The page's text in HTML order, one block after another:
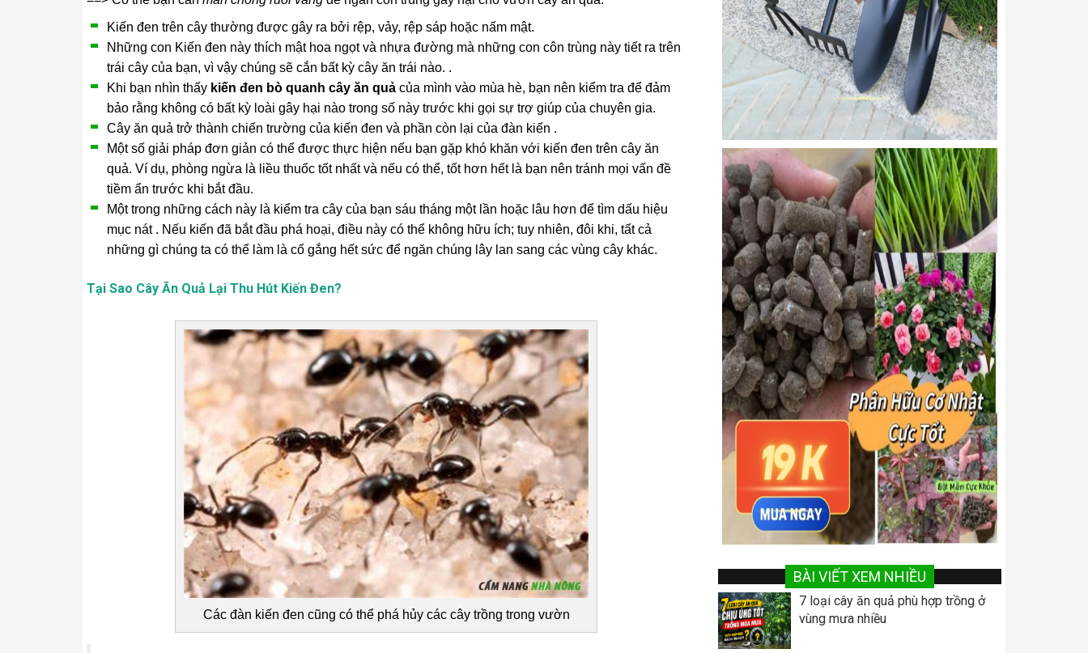
Kiến đen trên cây thường được gây ra bởi rệp, vảy, rệp sáp hoặc nấm mật.
Những con Kiến đen này thích mật hoa ngọt và nhựa đường mà những con côn trùng này tiết ra trên
trái cây của bạn, vì vậy chúng sẽ cắn bất kỳ cây ăn trái nào. .
Khi bạn nhìn thấy kiến ​​đen bò quanh cây ăn quả của mình vào mùa hè, bạn nên kiểm tra để đảm
bảo rằng không có bất kỳ loài gây hại nào trong số này trước khi gọi sự trợ giúp của chuyên gia.
Cây ăn quả trở thành chiến trường của kiến ​​đen và phần còn lại của đàn kiến .
Một số giải pháp đơn giản có thể được thực hiện nếu bạn gặp khó khăn với kiến ​​đen trên cây ăn
quả. Ví dụ, phòng ngừa là liều thuốc tốt nhất và nếu có thể, tốt hơn hết là bạn nên tránh mọi vấn đề
tiềm ẩn trước khi bắt đầu.
Một trong những cách này là kiểm tra cây của bạn sáu tháng một lần hoặc lâu hơn để tìm dấu hiệu
mục nát . Nếu kiến ​​đã bắt đầu phá hoại, điều này có thể không hữu ích; tuy nhiên, đôi khi, tất cả
những gì chúng ta có thể làm là cố gắng hết sức để ngăn chúng lây lan sang các vùng cây khác.
Tại Sao Cây Ăn Quả Lại Thu Hút Kiến Đen?
Các đàn kiến ​​đen cũng có thể phá hủy các cây trồng trong vườn
BÀI VIẾT XEM NHIỀU
7 loại cây ăn quả phù hợp trồng ở
vùng mưa nhiều